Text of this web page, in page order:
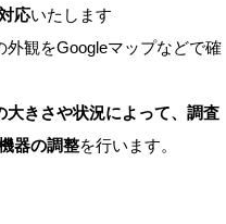
応いたします
外観をGoogleマップなどで確
大きさや状況によって、調査
器の調整を行います。